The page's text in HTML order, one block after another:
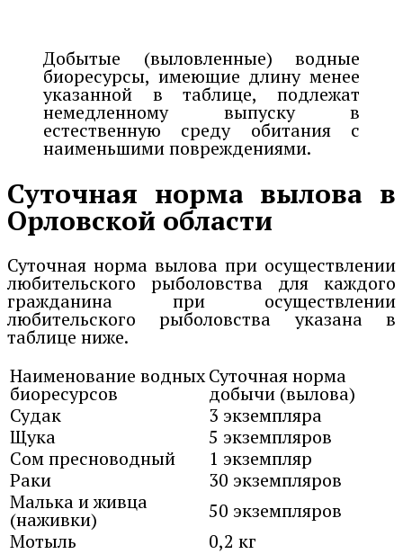
Добытые (выловленные) водные
биоресурсы, имеющие длину менее
указанной в таблице, подлежат
немедленному выпуску в
естественную среду обитания с
наименьшими повреждениями.
Суточная норма вылова в
Орловской области
Суточная норма вылова при осуществлении
любительского рыболовства для каждого
гражданина при осуществлении
любительского рыболовства указана в
таблице ниже.
Наименование водных
биоресурсов
Суточная норма
добычи (вылова)
Судак
3 экземпляра
Щука
5 экземпляров
Сом пресноводный
1 экземпляр
Раки
30 экземпляров
Малька и живца
(наживки)
50 экземпляров
Мотыль
0,2 кг